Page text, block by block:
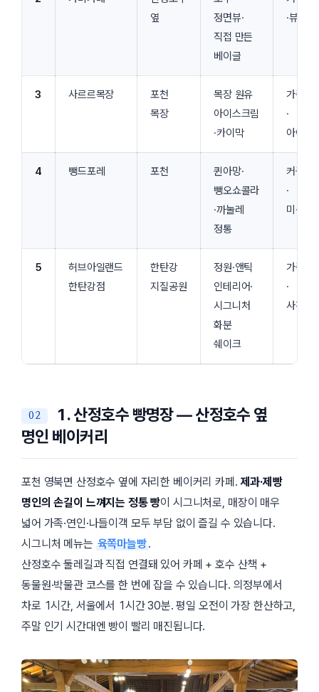
옆
정면뷰·
직접 만든
베이글
·뷰
3 사르르목장
포천
목장
목장 원유
아이스크림
·카이막
가족
·
아이
4 뺑드포레 포천
퀸아망·
뺑오쇼콜라
·까눌레
정통
커플
·
미식
5
허브아일랜드
한탄강점
한탄강
지질공원
정원·앤틱
인테리어·
시그니처
화분
쉐이크
가족
·
사진
1. 산정호수 빵명장 — 산정호수 옆
명인 베이커리
포천 영북면 산정호수 옆에 자리한 베이커리 카페.제과·제빵
명인의 손길이 느껴지는 정통 빵이 시그니처로, 매장이 매우
넓어 가족·연인·나들이객 모두 부담 없이 즐길 수 있습니다.
시그니처 메뉴는 육쪽마늘빵.
산정호수 둘레길과 직접 연결돼 있어 카페 + 호수 산책 +
동물원·박물관 코스를 한 번에 잡을 수 있습니다. 의정부에서
차로 1시간, 서울에서 1시간 30분. 평일 오전이 가장 한산하고,
주말 인기 시간대엔 빵이 빨리 매진됩니다.